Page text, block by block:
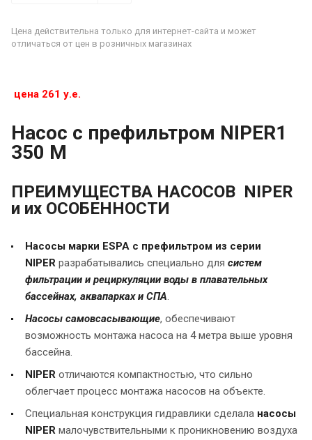
Цена действительна только для интернет-сайта и может
отличаться от цен в розничных магазинах
цена 261 у.е.
Насос с префильтром NIPER1
350 M
ПРЕИМУЩЕСТВА НАСОСОВ NIPER
и их ОСОБЕННОСТИ
Насосы марки ESPA с префильтром из серии
NIPER разрабатывались специально для систем
фильтрации и рециркуляции воды в плавательных
бассейнах, аквапарках и СПА.
Насосы самовсасывающие, обеспечивают
возможность монтажа насоса на 4 метра выше уровня
бассейна.
NIPER отличаются компактностью, что сильно
облегчает процесс монтажа насосов на объекте.
Специальная конструкция гидравлики сделала насосы
NIPER малочувствительными к проникновению воздуха